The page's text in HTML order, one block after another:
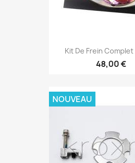
Kit De Frein Complet
48,00 €
NOUVEAU